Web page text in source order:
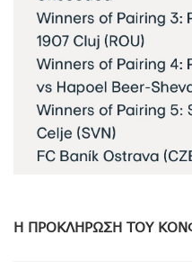
Η ΠΡΟΚΛΗΡΩΣΗ ΤΟΥ